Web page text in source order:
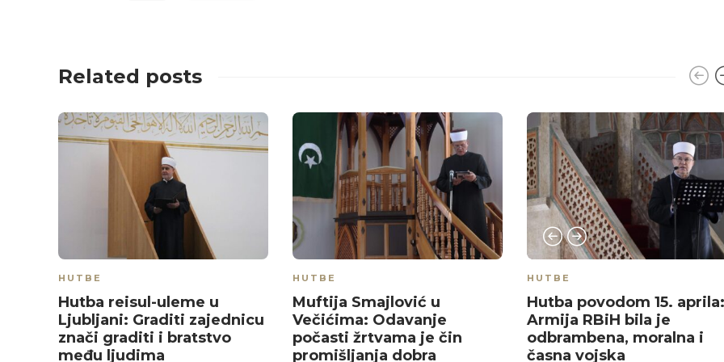
Related posts
HUTBE
Hutba reisul-uleme u
Ljubljani: Graditi zajednicu
znači graditi i bratstvo
među ljudima
HUTBE
Muftija Smajlović u
Večićima: Odavanje
počasti žrtvama je čin
promišljanja dobra
HUTBE
Hutba povodom 15. aprila:
Armija RBiH bila je
odbrambena, moralna i
časna vojska